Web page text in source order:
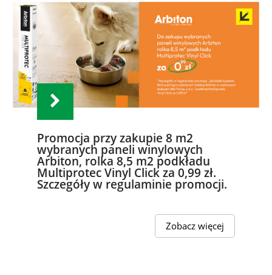
Promocja przy zakupie 8 m2
wybranych paneli winylowych
Arbiton, rolka 8,5 m2 podkładu
Multiprotec Vinyl Click za 0,99 zł.
Szczegóły w regulaminie promocji.
Zobacz więcej